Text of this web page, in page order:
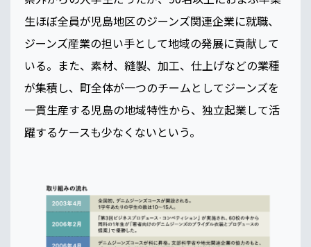
生ほぼ全員が児島地区のジーンズ関連企業に就職、
ジーンズ産業の担い手として地域の発展に貢献して
いる。また、素材、縫製、加工、仕上げなどの業種
が集積し、町全体が一つのチームとしてジーンズを
一貫生産する児島の地域特性から、独立起業して活
躍するケースも少なくないという。